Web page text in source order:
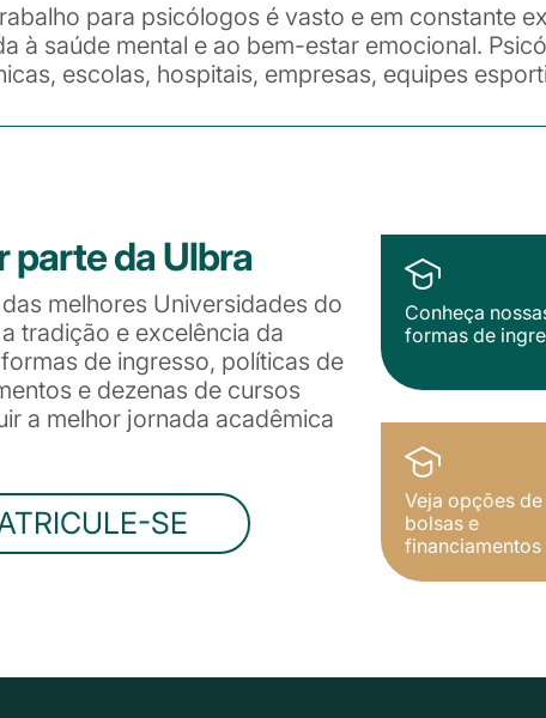
para psicólogos é vasto e em constante
à saúde mental e ao bem-estar emocional.
escolas, hospitais, empresas, equipes
parte da Ulbra
melhores Universidades do
tradição e excelência da
de ingresso, políticas de
e dezenas de cursos
a melhor jornada acadêmica
SE
Conheça
formas de
Veja opções de
bolsas e
financiamentos